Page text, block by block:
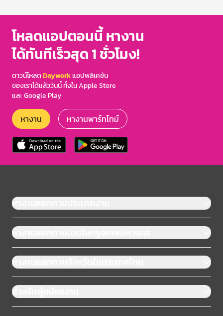
of
โหลดแอปตอนนี้ หางาน
ได้ทันทีเร็วสุด 1 ชั่วโมง!
ดาวน์โหลดDayworkแอปพลิเคชัน
ของเราได้แล้ววันนี้ ทั้งใน Apple Store
และ Google Play
หางาน หางานพาร์ทไทม์
หางานแยกตามประเภทงาน
หางานแยกตามเขตในกรุงเทพมหานคร
หางานแยกตามจังหวัดในประเทศไทย
สำหรับผู้สมัครงาน